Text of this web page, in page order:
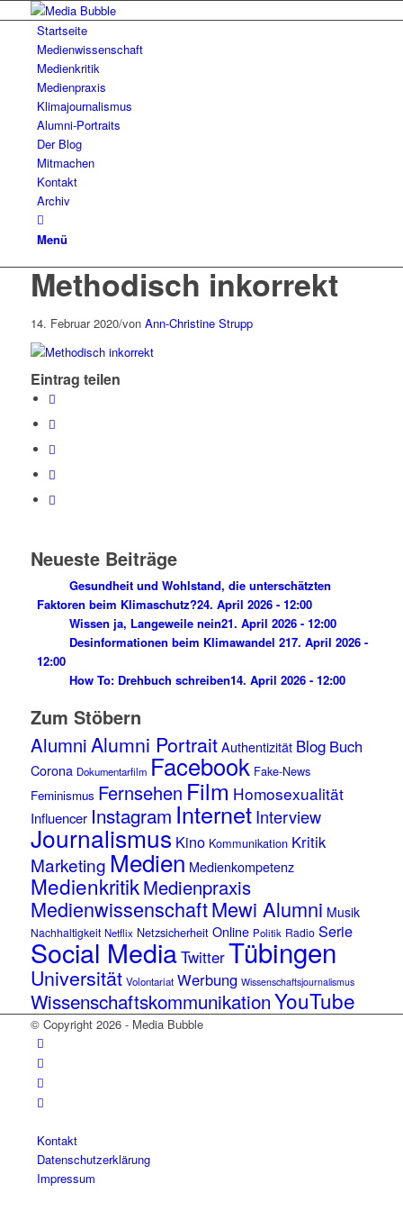
Startseite
Medienwissenschaft
Medienkritik
Medienpraxis
Klimajournalismus
Alumni-Portraits
Der Blog
Mitmachen
Kontakt
Archiv
Menü
Methodisch inkorrekt
14. Februar 2020/von Ann-Christine Strupp
Eintrag teilen
Neueste Beiträge
Gesundheit und Wohlstand, die unterschätzten
Faktoren beim Klimaschutz?24. April 2026 - 12:00
Wissen ja, Langeweile nein21. April 2026 - 12:00
Desinformationen beim Klimawandel 217. April 2026 -
12:00
How To: Drehbuch schreiben14. April 2026 - 12:00
Zum Stöbern
AlumniAlumni Portrait Authentizität Blog Buch
Corona Dokumentarfilm Facebook Fake-News
Feminismus Fernsehen Film Homosexualität
Influencer Instagram Internet Interview
Journalismus Kino Kommunikation Kritik
Marketing Medien Medienkompetenz
MedienkritikMedienpraxis
MedienwissenschaftMewi Alumni Musik
Nachhaltigkeit Netflix Netzsicherheit Online Politik Radio Serie
Social MediaTwitterTübingen
Universität Volontariat Werbung Wissenschaftsjournalismus
WissenschaftskommunikationYouTube
© Copyright 2026 - Media Bubble
Kontakt
Datenschutzerklärung
Impressum